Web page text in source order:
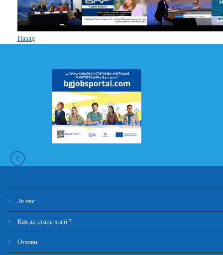
Назад
За нас
Как да стана член ?
Отзиви